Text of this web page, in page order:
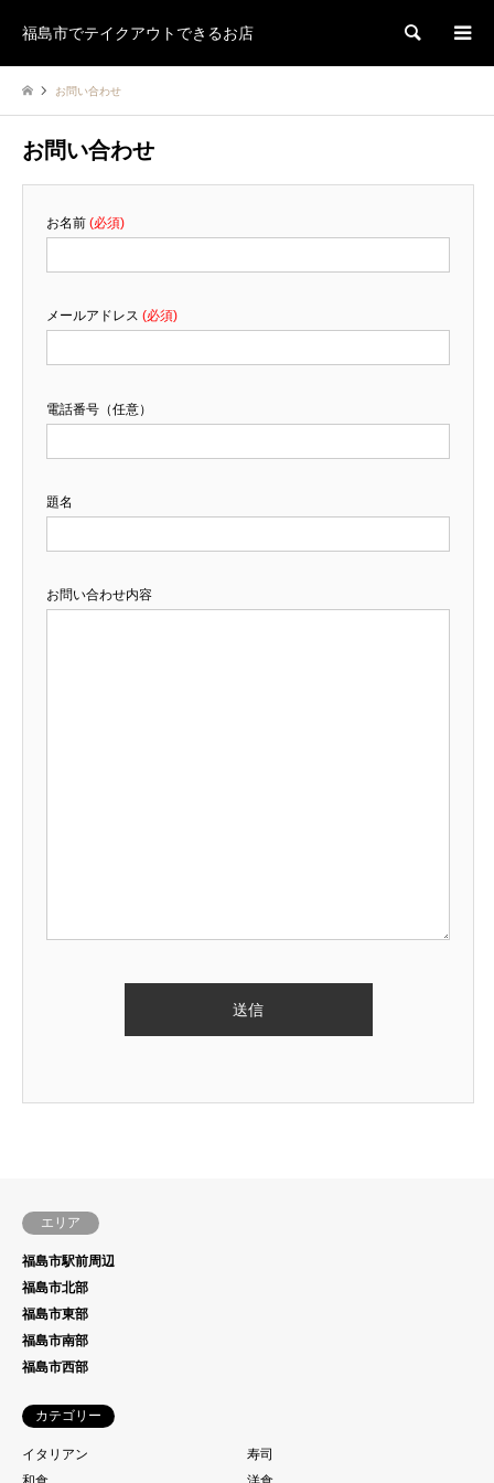
福島市でテイクアウトできるお店 検索
お問い合わせ
お問い合わせ
お名前 (必須)
メールアドレス (必須)
電話番号（任意）
題名
お問い合わせ内容
エリア
福島市駅前周辺
福島市北部
福島市東部
福島市南部
福島市西部
カテゴリー
イタリアン
寿司